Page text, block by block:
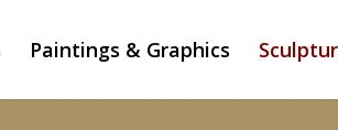
Paintings & Graphics